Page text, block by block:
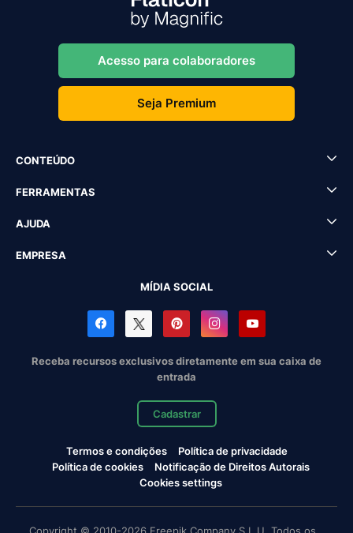
Acesso para colaboradores
Seja Premium
CONTEÚDO
FERRAMENTAS
AJUDA
EMPRESA
MÍDIA SOCIAL
Receba recursos exclusivos diretamente em sua caixa de
entrada
Cadastrar
Termos e condições
Política de privacidade
Política de cookies
Notificação de Direitos Autorais
Cookies settings